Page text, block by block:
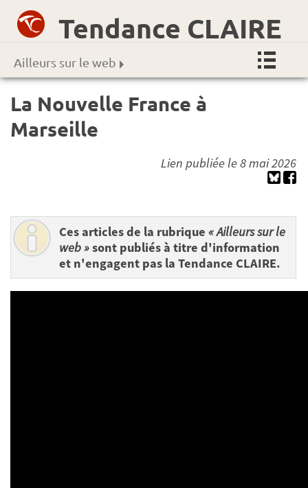
Tendance CLAIRE
Ailleurs sur le web
La Nouvelle France à
Marseille
Lien publiée le 8 mai 2026
Ces articles de la rubrique « Ailleurs sur le
web »sont publiés à titre d'information
et n'engagent pas la Tendance CLAIRE.